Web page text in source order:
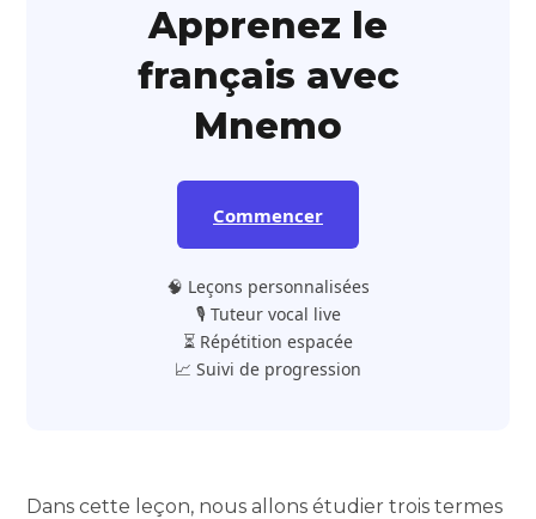
Apprenez le
français avec
Mnemo
Commencer
🧠 Leçons personnalisées
🎙️ Tuteur vocal live
⏳ Répétition espacée
📈 Suivi de progression
Dans cette leçon, nous allons étudier trois termes